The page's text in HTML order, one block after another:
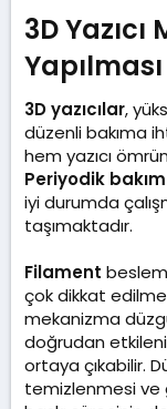
3D
3D yazıcılar,
düzenli bakıma
hem yazıcı
Periyodik bakım
iyi durumda
taşımaktadır.
Filament
çok dikkat
mekanizma
doğrudan
ortaya çıkabilir.
temizlenmesi ve